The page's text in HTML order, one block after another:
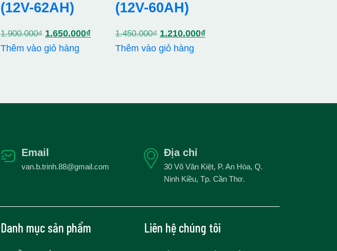
(12V-62AH)
1.900.000₫ Giá
gốc
1.650.000₫Giá
Thêm vào giỏ hàng
(12V-60AH)
1.450.000₫ Giá
gốc
1.210.000₫Giá
Thêm vào giỏ hàng
Email
van.b.trinh.88@gmail.com
Địa chỉ
30 Võ Văn Kiệt, P. An Hòa, Q.
Ninh Kiều, Tp. Cần Thơ.
Danh mục sản phẩm Liên hệ chúng tôi